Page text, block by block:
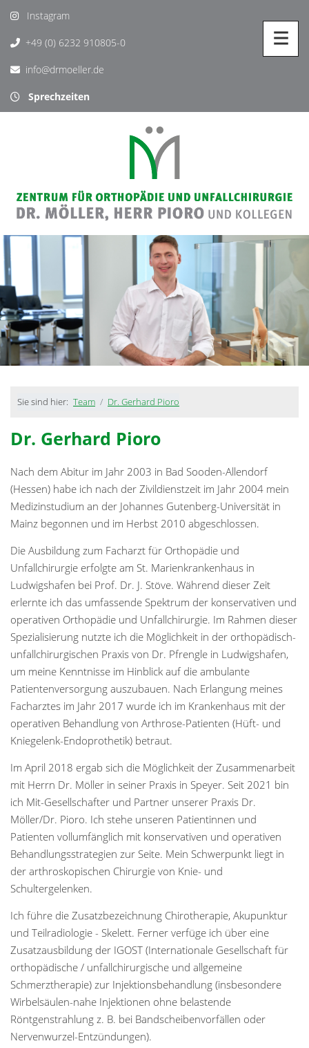
Instagram
+49 (0) 6232 910805-0
info@drmoeller.de
Sprechzeiten
Sie sind hier: Team Dr. Gerhard Pioro
Dr. Gerhard Pioro
Nach dem Abitur im Jahr 2003 in Bad Sooden-Allendorf
(Hessen) habe ich nach der Zivildienstzeit im Jahr 2004 mein
Medizinstudium an der Johannes Gutenberg-Universität in
Mainz begonnen und im Herbst 2010 abgeschlossen.
Die Ausbildung zum Facharzt für Orthopädie und
Unfallchirurgie erfolgte am St. Marienkrankenhaus in
Ludwigshafen bei Prof. Dr. J. Stöve. Während dieser Zeit
erlernte ich das umfassende Spektrum der konservativen und
operativen Orthopädie und Unfallchirurgie. Im Rahmen dieser
Spezialisierung nutzte ich die Möglichkeit in der orthopädisch-
unfallchirurgischen Praxis von Dr. Pfrengle in Ludwigshafen,
um meine Kenntnisse im Hinblick auf die ambulante
Patientenversorgung auszubauen. Nach Erlangung meines
Facharztes im Jahr 2017 wurde ich im Krankenhaus mit der
operativen Behandlung von Arthrose-Patienten (Hüft- und
Kniegelenk-Endoprothetik) betraut.
Im April 2018 ergab sich die Möglichkeit der Zusammenarbeit
mit Herrn Dr. Möller in seiner Praxis in Speyer. Seit 2021 bin
ich Mit-Gesellschafter und Partner unserer Praxis Dr.
Möller/Dr. Pioro. Ich stehe unseren Patientinnen und
Patienten vollumfänglich mit konservativen und operativen
Behandlungsstrategien zur Seite. Mein Schwerpunkt liegt in
der arthroskopischen Chirurgie von Knie- und
Schultergelenken.
Ich führe die Zusatzbezeichnung Chirotherapie, Akupunktur
und Teilradiologie - Skelett. Ferner verfüge ich über eine
Zusatzausbildung der IGOST (Internationale Gesellschaft für
orthopädische / unfallchirurgische und allgemeine
Schmerztherapie) zur Injektionsbehandlung (insbesondere
Wirbelsäulen-nahe Injektionen ohne belastende
Röntgenstrahlung z. B. bei Bandscheibenvorfällen oder
Nervenwurzel-Entzündungen).